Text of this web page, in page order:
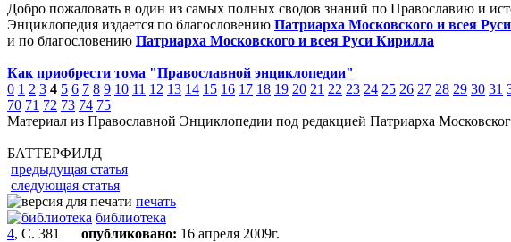
Добро пожаловать в один из самых полных сводов знаний по Православию и
Энциклопедия издается по благословению Патриарха Московского и всея
и по благословению Патриарха Московского и всея Руси Кирилла
Как приобрести тома "Православной энциклопедии"
0 1 2 3 4 5 6 7 8 9 10 11 12 13 14 15 16 17 18 19 20 21 22 23 24 25 26 27 28 29 30 31
70 71 72 73 74 75
Материал из Православной Энциклопедии под редакцией Патриарха
БАТТЕРФИЛД
предыдущая статья
следующая статья
печать
библиотека
4, С. 381 опубликовано: 16 апреля 2009г.